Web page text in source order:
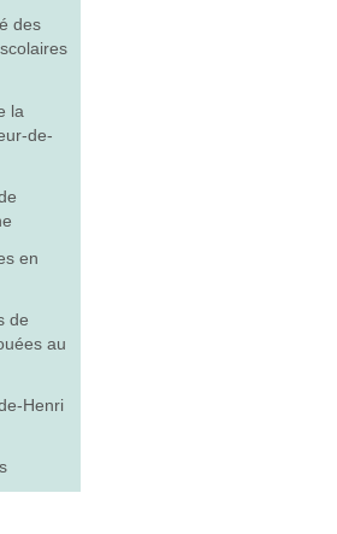
des
la
de-
en
de
au
Henri